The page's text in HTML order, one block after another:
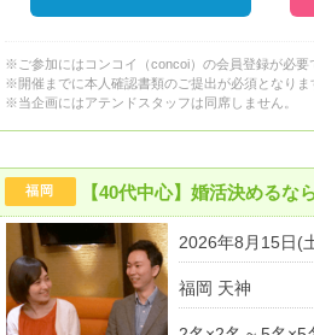
※ご参加にはコンコイ（concoi）の会員登録が必要
※開催までに本人確認書類のご提出が必須となりま
※当企画にはアテンドスタッフは同席しません。
福岡 【40代中心】婚活決める
2026年8月15日(
福岡 天神